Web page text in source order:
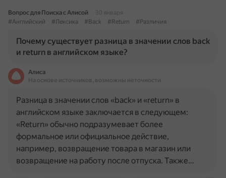
Вопрос для Поиска с Алисой
30 января
#Английский
#Лексика #Back #Return #Различия
Почему существует разница в значении слов back
и return в английском языке?
Алиса
На основе источников, возможны неточности
Разница в значении слов «back» и «return» в
английском языке заключается в следующем:
«Return» обычно подразумевает более
формальное или официальное действие,
например, возвращение товара в магазин или
возвращение на работу после отпуска. Также…